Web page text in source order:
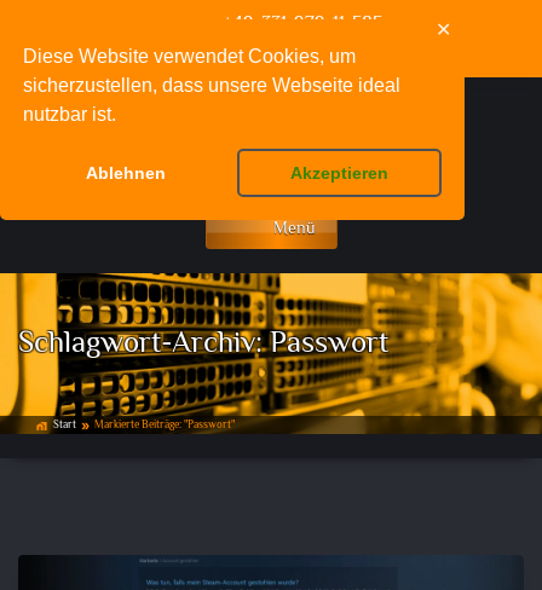
Diese Website verwendet Cookies, um
sicherzustellen, dass unsere Webseite ideal
nutzbar ist.
Ablehnen Akzeptieren
✕
+49-331-979-11-585
info@deinpcfachmann.de
Menü
Schlagwort-Archiv:Passwort
home_work Start double_arrow Markierte Beiträge: "Passwort"